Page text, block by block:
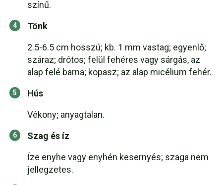
színű.
Tönk
2.5-6.5 cm hosszú; kb. 1 mm vastag; egyenlő;
száraz; drótos; felül fehéres vagy sárgás, az
alap felé barna; kopasz; az alap micélium fehér.
Hús
Vékony; anyagtalan.
Szag és íz
Íze enyhe vagy enyhén kesernyés; szaga nem
jellegzetes.